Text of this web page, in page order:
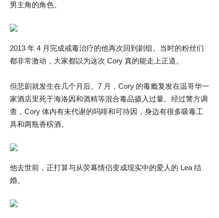
男主角的角色。
2013 年 4 月完成戒毒治疗的他再次回到剧组。当时的粉丝们
都非常激动，大家都以为这次 Cory 真的能走上正道。
但悲剧就发生在几个月后。7 月，Cory 的毒瘾复发在温哥华一
家酒店里死于海洛因和酒精等混合毒品摄入过量。经过警方调
查，Cory 体内有未代谢的吗啡和可待因，身边有很多吸毒工
具和两瓶香槟酒。
他去世前，正打算与从荧幕情侣变成现实中的爱人的 Lea 结
婚。